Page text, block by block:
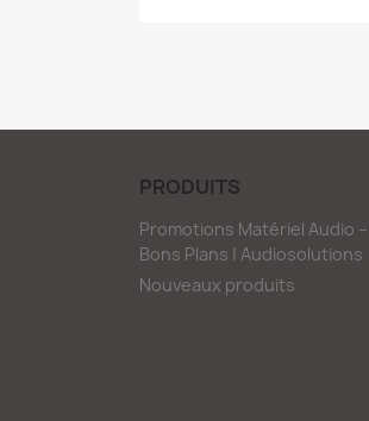
PRODUITS
Promotions Matériel Audio
Bons Plans | Audiosolutions
Nouveaux produits